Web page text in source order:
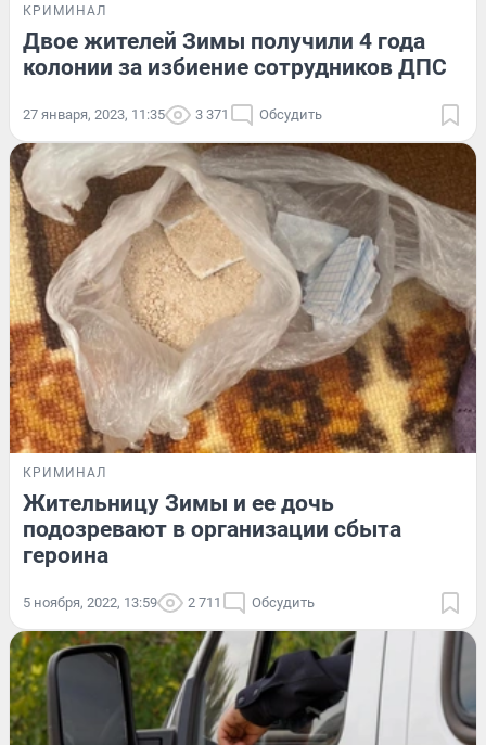
КРИМИНАЛ
Двое жителей Зимы получили 4 года
колонии за избиение сотрудников ДПС
27 января, 2023, 11:35 3 371 Обсудить
КРИМИНАЛ
Жительницу Зимы и ее дочь
подозревают в организации сбыта
героина
5 ноября, 2022, 13:59 2 711 Обсудить